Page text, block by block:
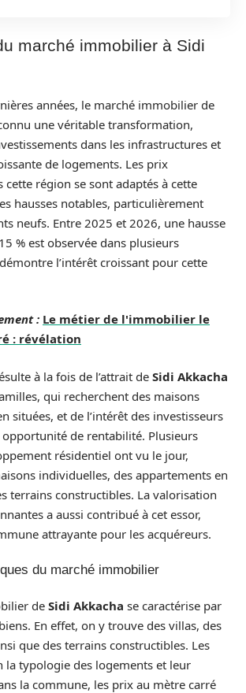
marché immobilier à Sidi
années, le marché immobilier de
une véritable transformation,
dans les infrastructures et
de logements. Les prix
région se sont adaptés à cette
hausses notables, particulièrement
neufs. Entre 2025 et 2026, une hausse
% est observée dans plusieurs
l’intérêt croissant pour cette
: Le métier de l'immobilier le
: révélation
à la fois de l’attrait de Sidi Akkacha
qui recherchent des maisons
situées, et de l’intérêt des investisseurs
de rentabilité. Plusieurs
résidentiel ont vu le jour,
individuelles, des appartements en
terrains constructibles. La valorisation
a aussi contribué à cet essor,
attrayante pour les acquéreurs.
du marché immobilier
de Sidi Akkacha se caractérise par
En effet, on y trouve des villas, des
que des terrains constructibles. Les
la typologie des logements et leur
la commune, les prix au mètre carré